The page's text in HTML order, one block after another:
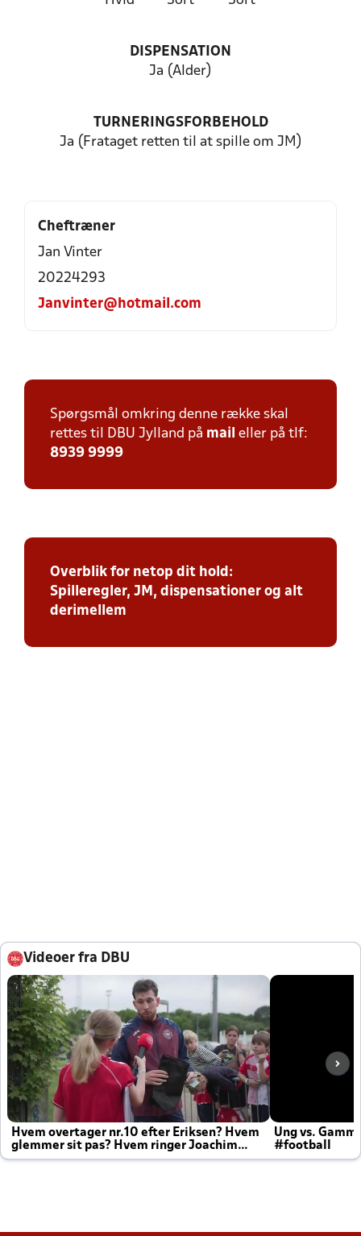
DISPENSATION
Ja (Alder)
TURNERINGSFORBEHOLD
Ja (Frataget retten til at spille om JM)
Cheftræner
Jan Vinter
20224293
Janvinter@hotmail.com
Spørgsmål omkring denne række skal
rettes til DBU Jylland på mail eller på tlf:
8939 9999
Overblik for netop dit hold:
Spilleregler, JM, dispensationer og alt
derimellem
Videoer fra DBU
Hvem overtager nr.10 efter Eriksen? Hvem
glemmer sit pas? Hvem ringer Joachim
altid til efter kampe?
Ung vs.
#football